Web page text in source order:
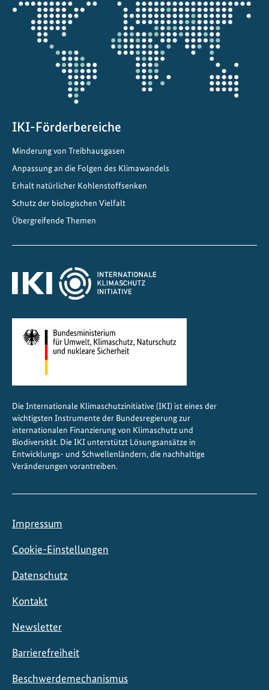
die
Projektkarte
IKI-Förderbereiche
Minderung von Treibhausgasen
Anpassung an die Folgen des Klimawandels
Erhalt natürlicher Kohlenstoffsenken
Schutz der biologischen Vielfalt
Übergreifende Themen
Die Internationale Klimaschutzinitiative (IKI) ist eines der
wichtigsten Instrumente der Bundesregierung zur
internationalen Finanzierung von Klimaschutz und
Biodiversität. Die IKI unterstützt Lösungsansätze in
Entwicklungs- und Schwellenländern, die nachhaltige
Veränderungen vorantreiben.
Impressum
Cookie-Einstellungen
Datenschutz
Kontakt
Newsletter
Barrierefreiheit
Beschwerdemechanismus